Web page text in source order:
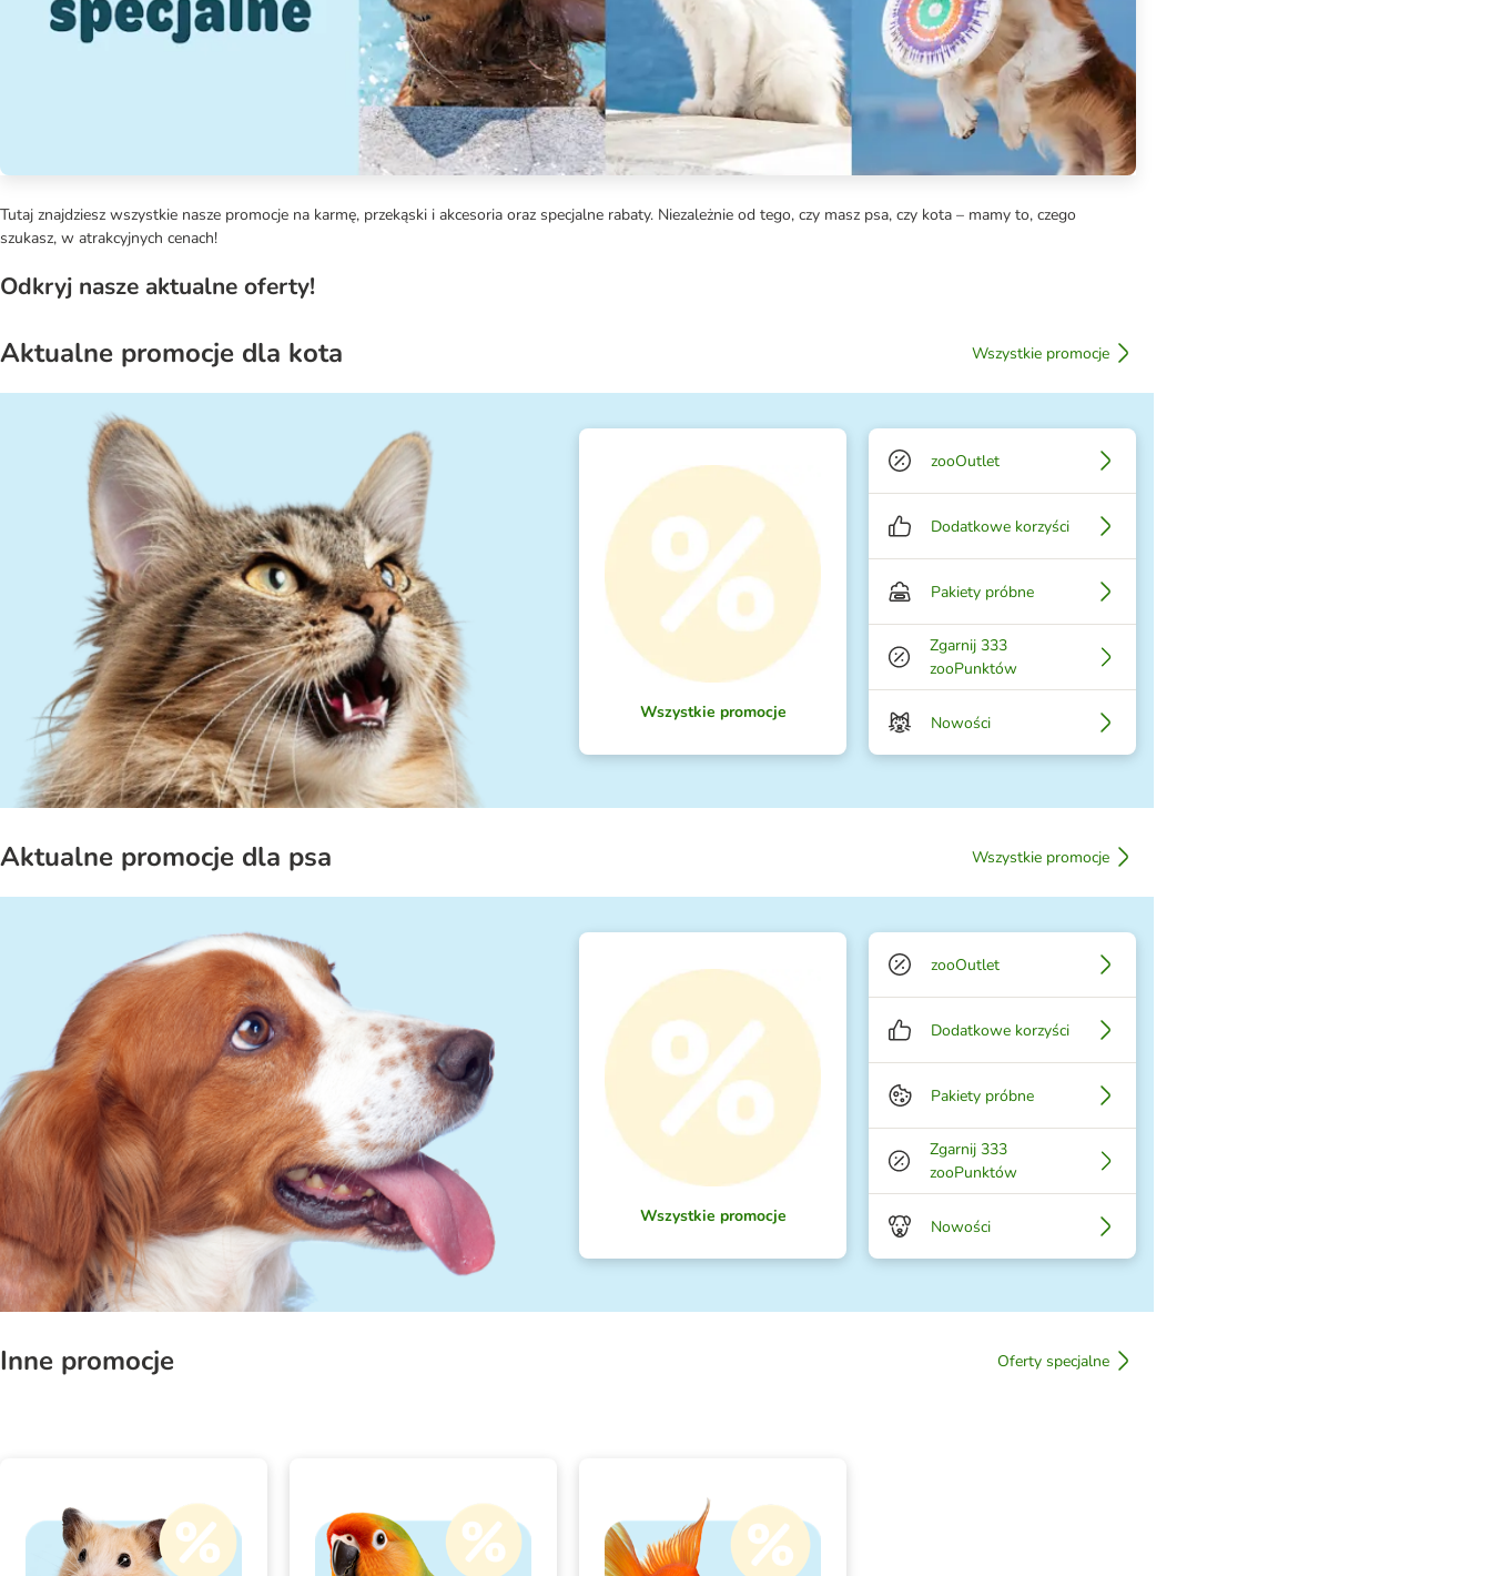
Tutaj znajdziesz wszystkie nasze promocje na karmę, przekąski i akcesoria oraz specjalne rabaty. Niezależnie od tego, czy masz psa, czy kota – mamy to, czego
szukasz, w atrakcyjnych cenach!
Odkryj nasze aktualne oferty!
Aktualne promocje dla kota Wszystkie promocje
Wszystkie promocje
zooOutlet
Dodatkowe korzyści
Pakiety próbne
Zgarnij 333
zooPunktów
Nowości
Aktualne promocje dla psa Wszystkie promocje
Wszystkie promocje
zooOutlet
Dodatkowe korzyści
Pakiety próbne
Zgarnij 333
zooPunktów
Nowości
Inne promocje Oferty specjalne